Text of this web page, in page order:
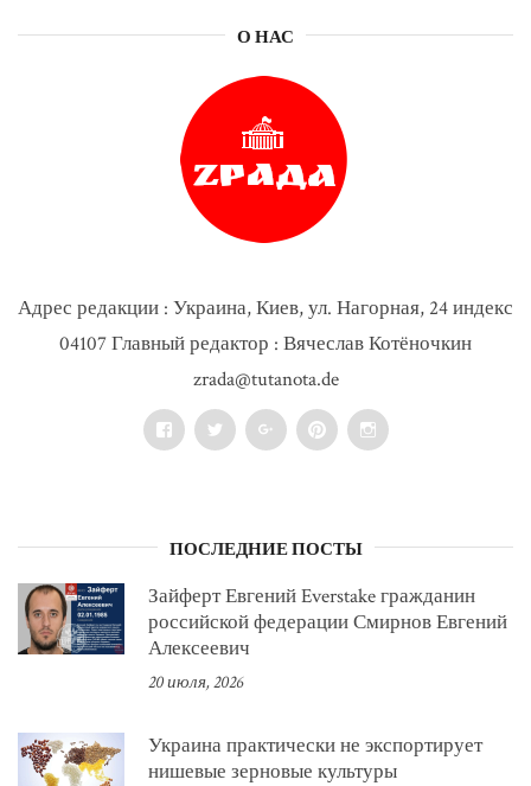
О НАС
Адрес редакции : Украина, Киев, ул. Нагорная, 24 индекс
04107 Главный редактор : Вячеслав Котёночкин
zrada@tutanota.de
FacebookTwitter Google+PinterestInstagram
ПОСЛЕДНИЕ ПОСТЫ
Зайферт Евгений Everstake гражданин
российской федерации Смирнов Евгений
Алексеевич
20 июля, 2026
Украина практически не экспортирует
нишевые зерновые культуры